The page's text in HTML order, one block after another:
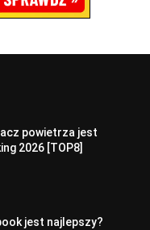
powietrza jest
2026 [TOP8]
jest najlepszy?